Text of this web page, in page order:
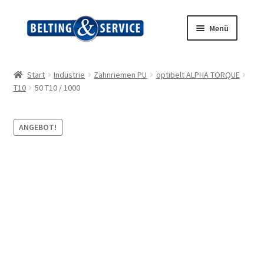
Zur
Navigation
Zum
Inhalt
Menü
AGB
Blog
Start Industrie Zahnriemen PU
optibelt ALPHA TORQUE
T10
50 T10 / 1000
ANGEBOT!